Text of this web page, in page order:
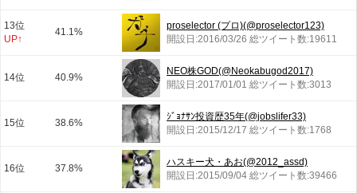
13位
UP↑
41.1%
proselector (プロ)(@proselector123)
開設日:2016/03/26 総ツイート数:19611
14位 40.9%
NEO株GOD(@Neokabugod2017)
開設日:2017/01/01 総ツイート数:3013
15位 38.6%
ｼﾞｮﾅｻﾝ投資歴35年(@jobslifer33)
開設日:2015/12/17 総ツイート数:1768
16位 37.8%
ハスキー犬・あお(@2012_assd)
開設日:2015/09/04 総ツイート数:39466